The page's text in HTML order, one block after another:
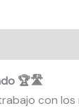
🏆🛣️
con los